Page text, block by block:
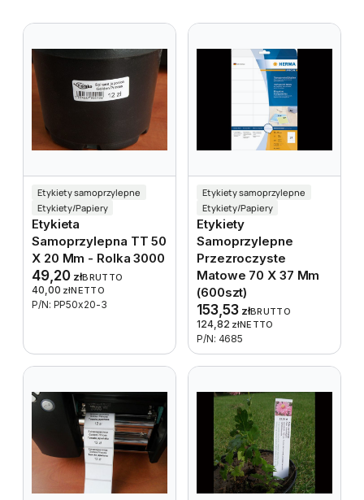
Etykiety samoprzylepne
Etykiety/Papiery
Etykieta
Samoprzylepna TT 50
X 20 Mm - Rolka 3000
49,20 złBRUTTO
40,00 złNETTO
P/N: PP50x20-3
Etykiety samoprzylepne
Etykiety/Papiery
Etykiety
Samoprzylepne
Przezroczyste
Matowe 70 X 37 Mm
(600szt)
153,53 złBRUTTO
124,82 złNETTO
P/N: 4685